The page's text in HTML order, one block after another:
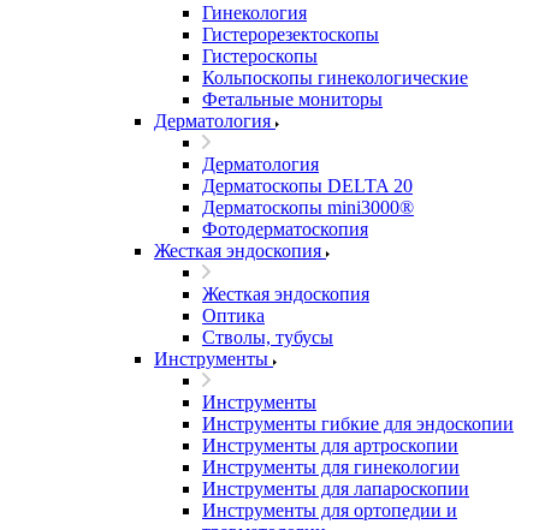
Гинекология
Гистерорезектоскопы
Гистероскопы
Кольпоскопы гинекологические
Фетальные мониторы
Дерматология
Дерматология
Дерматоскопы DELTA 20
Дерматоскопы mini3000®
Фотодерматоскопия
Жесткая эндоскопия
Жесткая эндоскопия
Оптика
Стволы, тубусы
Инструменты
Инструменты
Инструменты гибкие для эндоскопии
Инструменты для артроскопии
Инструменты для гинекологии
Инструменты для лапароскопии
Инструменты для ортопедии и